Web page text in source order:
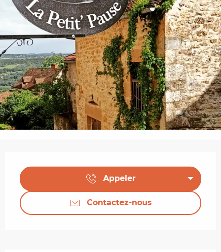
Appeler
Contactez-nous